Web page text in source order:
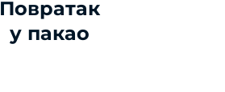
Повратак
у пакао